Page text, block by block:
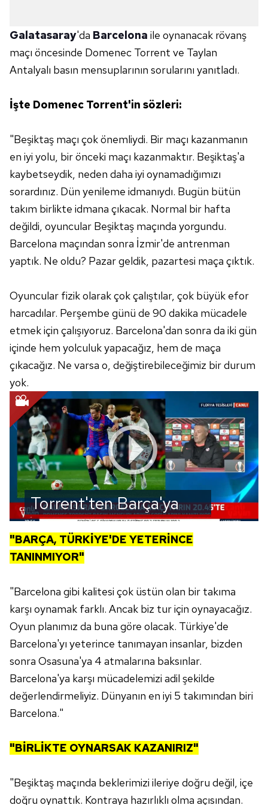
Galatasaray'da Barcelona ile oynanacak rövanş
maçı öncesinde Domenec Torrent ve Taylan
Antalyalı basın mensuplarının sorularını yanıtladı.
İşte Domenec Torrent'in sözleri:
"Beşiktaş maçı çok önemliydi. Bir maçı kazanmanın
en iyi yolu, bir önceki maçı kazanmaktır. Beşiktaş'a
kaybetseydik, neden daha iyi oynamadığımızı
sorardınız. Dün yenileme idmanıydı. Bugün bütün
takım birlikte idmana çıkacak. Normal bir hafta
değildi, oyuncular Beşiktaş maçında yorgundu.
Barcelona maçından sonra İzmir'de antrenman
yaptık. Ne oldu? Pazar geldik, pazartesi maça çıktık.
Oyuncular fizik olarak çok çalıştılar, çok büyük efor
harcadılar. Perşembe günü de 90 dakika mücadele
etmek için çalışıyoruz. Barcelona'dan sonra da iki gün
içinde hem yolculuk yapacağız, hem de maça
çıkacağız. Ne varsa o, değiştirebileceğimiz bir durum
yok.
Torrent'ten Barça'ya
gözdağı!
"BARÇA, TÜRKİYE'DE YETERİNCE
TANINMIYOR"
"Barcelona gibi kalitesi çok üstün olan bir takıma
karşı oynamak farklı. Ancak biz tur için oynayacağız.
Oyun planımız da buna göre olacak. Türkiye'de
Barcelona'yı yeterince tanımayan insanlar, bizden
sonra Osasuna'ya 4 atmalarına baksınlar.
Barcelona'ya karşı mücadelemizi adil şekilde
değerlendirmeliyiz. Dünyanın en iyi 5 takımından biri
Barcelona."
"BİRLİKTE OYNARSAK KAZANIRIZ"
"Beşiktaş maçında beklerimizi ileriye doğru değil, içe
doğru oynattık. Kontraya hazırlıklı olma açısından.